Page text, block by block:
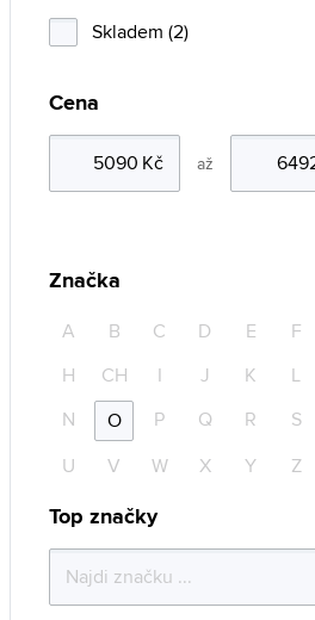
Skladem (2)
Cena
až
Značka
A B C D E F
H
CH I J K L
N
O P Q R S
U
V W X Y Z
Top značky